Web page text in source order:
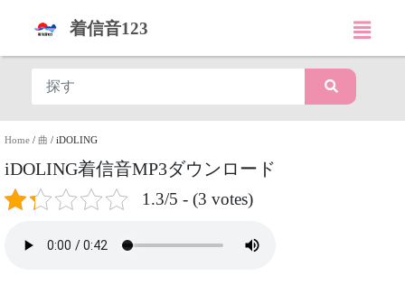
着信音123
Home / 曲 / iDOLING
iDOLING着信音MP3ダウンロード
1.3/5 - (3 votes)